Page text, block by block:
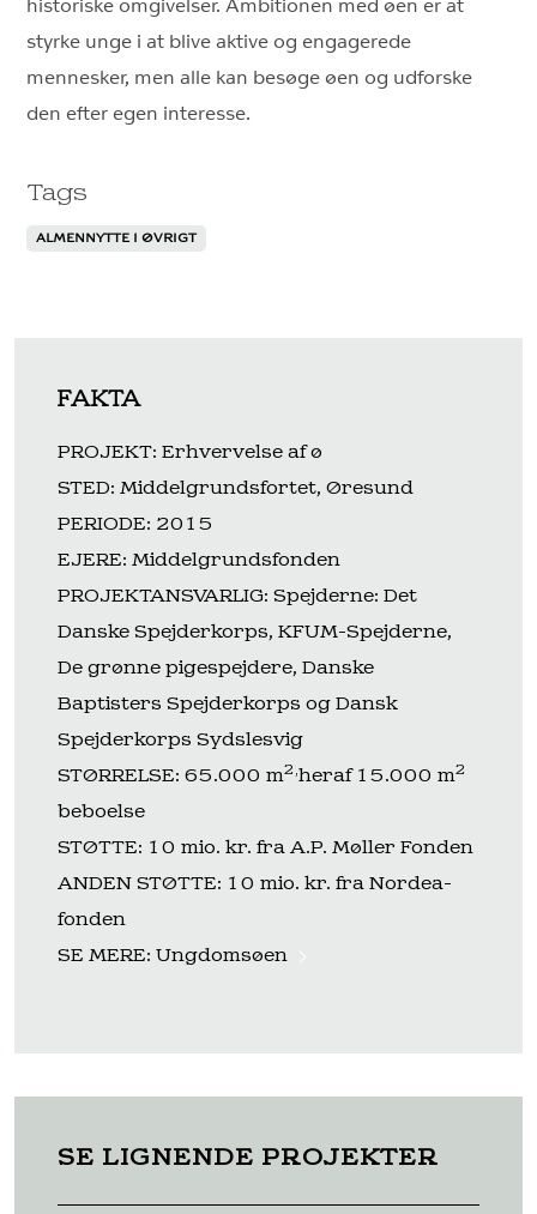
historiske omgivelser. Ambitionen med øen er at
styrke unge i at blive aktive og engagerede
mennesker, men alle kan besøge øen og udforske
den efter egen interesse.
Tags
ALMENNYTTE I ØVRIGT
FAKTA
PROJEKT: Erhvervelse af ø
STED: Middelgrundsfortet, Øresund
PERIODE: 2015
EJERE: Middelgrundsfonden
PROJEKTANSVARLIG: Spejderne: Det
Danske Spejderkorps, KFUM-Spejderne,
De grønne pigespejdere, Danske
Baptisters Spejderkorps og Dansk
Spejderkorps Sydslesvig
STØRRELSE: 65.000 m2,heraf 15.000 m2
beboelse
STØTTE: 10 mio. kr. fra A.P. Møller Fonden
ANDEN STØTTE: 10 mio. kr. fra Nordea-
fonden
SE MERE: Ungdomsøen
SE LIGNENDE PROJEKTER